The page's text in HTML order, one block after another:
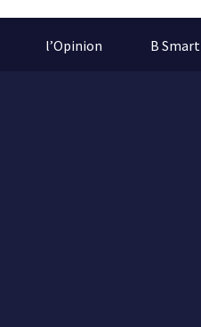
l’Opinion B Smart